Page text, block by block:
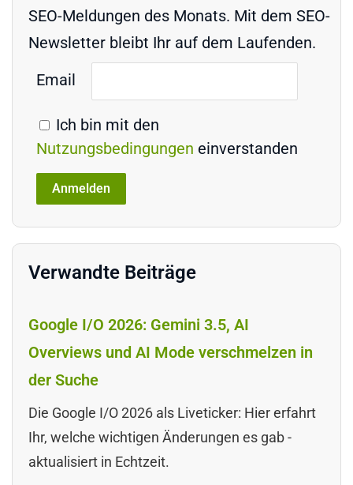
SEO-Meldungen des Monats. Mit dem SEO-
Newsletter bleibt Ihr auf dem Laufenden.
Email
Ich bin mit den
Nutzungsbedingungen einverstanden
Verwandte Beiträge
Google I/O 2026: Gemini 3.5, AI
Overviews und AI Mode verschmelzen in
der Suche
Die Google I/O 2026 als Liveticker: Hier erfahrt
Ihr, welche wichtigen Änderungen es gab -
aktualisiert in Echtzeit.